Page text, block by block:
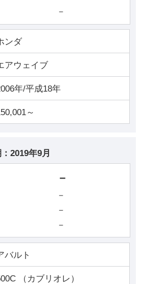
－
ンダ
アウェイブ
年/平成18年
～
2019年9月
－
－
－
－
バルト
（カブリオレ）